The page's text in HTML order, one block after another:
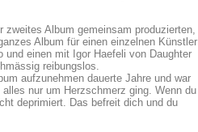
Album gemeinsam produzierten,
Album für einen einzelnen Künstler
einen mit Igor Haefeli von Daughter
reibungslos.
aufzunehmen dauerte Jahre und war
nur um Herzschmerz ging. Wenn du
deprimiert. Das befreit dich und du